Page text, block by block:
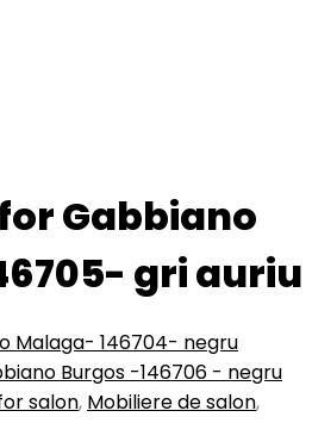
Gabbiano
gri auriu
Malaga- 146704- negru
Burgos -146706 - negru
salon, Mobiliere de salon,